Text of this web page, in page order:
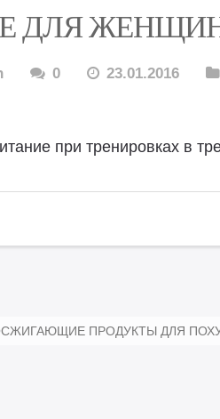
ДЛЯ
0 23.01.2016
итание при тренировках в
ПРОДУКТЫ ДЛЯ